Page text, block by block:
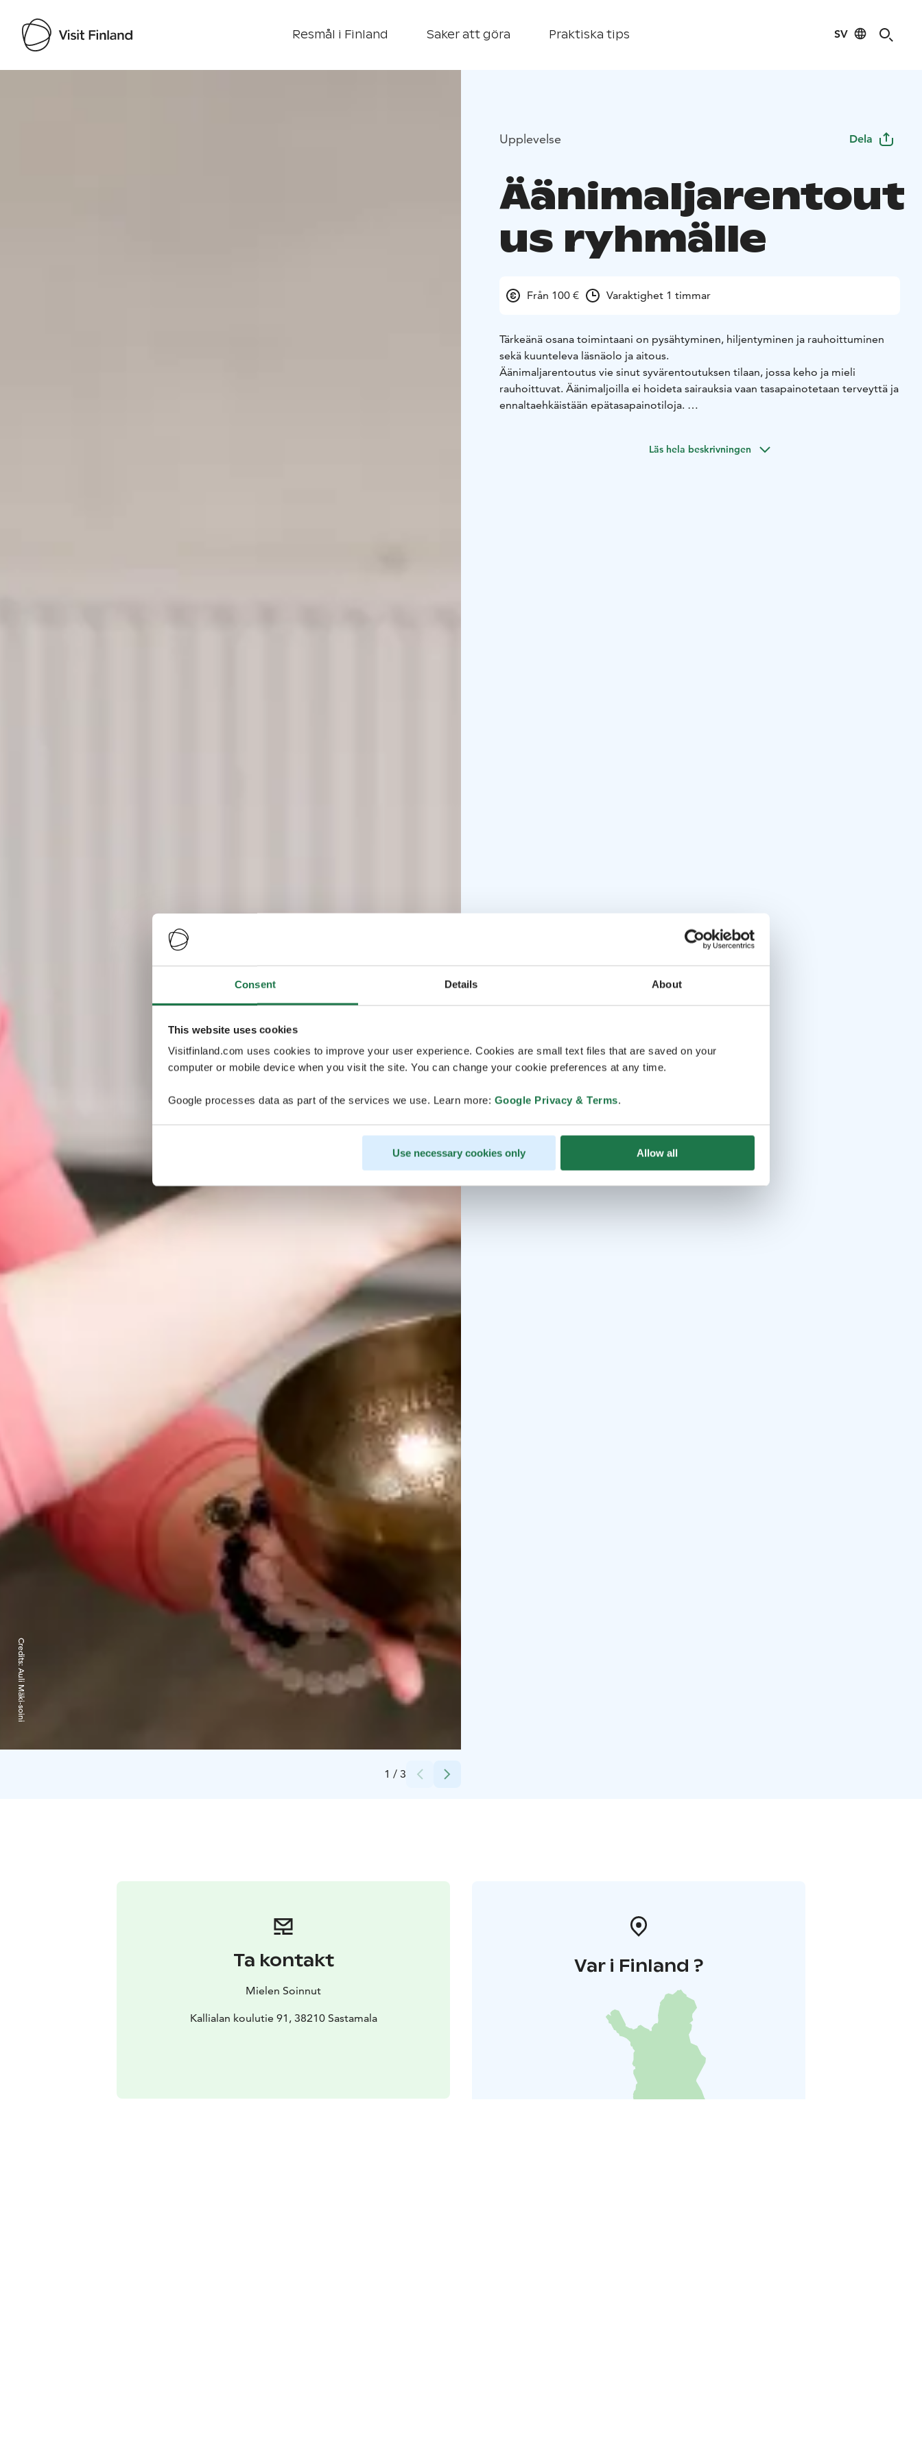
Consent Details About
This website uses cookies
Visitfinland.com uses cookies to improve your user experience. Cookies are small text files that are saved on your
computer or mobile device when you visit the site. You can change your cookie preferences at any time.
Google processes data as part of the services we use. Learn more: Google Privacy & Terms.
Use necessary cookies only Allow all
Resmål i Finland Saker att göra Praktiska tips SV
1 / 3
Credits:
Auli Mäki-soini
Upplevelse Dela
Äänimaljarentout
us ryhmälle
Från 100 € Varaktighet 1 timmar
Tärkeänä osana toimintaani on pysähtyminen, hiljentyminen ja rauhoittuminen
sekä kuunteleva läsnäolo ja aitous.
Äänimaljarentoutus vie sinut syvärentoutuksen tilaan, jossa keho ja mieli
rauhoittuvat. Äänimaljoilla ei hoideta sairauksia vaan tasapainotetaan terveyttä ja
ennaltaehkäistään epätasapainotiloja.
tasapainoa ja energiaa arkeesi ja elämääsi.
Läs hela beskrivningen
Ta kontakt
Mielen Soinnut
Kallialan koulutie 91, 38210 Sastamala
Var i Finland ?